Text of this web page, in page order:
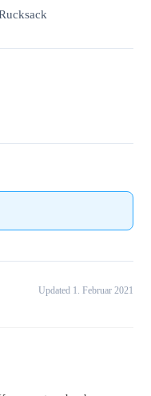
Updated 1. Februar 2021